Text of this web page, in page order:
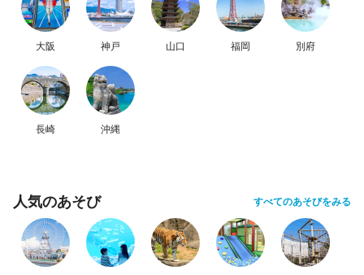
大阪 神戸 山口 福岡 別府
長崎 沖縄
人気のあそび すべてのあそびをみる